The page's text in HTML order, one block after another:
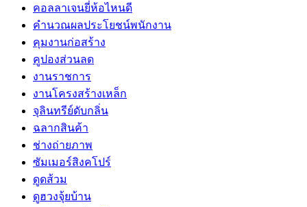
คอลลาเจนยี่ห้อไหนดี
คำนวณผลประโยชน์พนักงาน
คุมงานก่อสร้าง
คูปองส่วนลด
งานราชการ
งานโครงสร้างเหล็ก
จุลินทรีย์ดับกลิ่น
ฉลากสินค้า
ช่างถ่ายภาพ
ซัมเมอร์สิงคโปร์
ดูดส้วม
ดูฮวงจุ้ยบ้าน